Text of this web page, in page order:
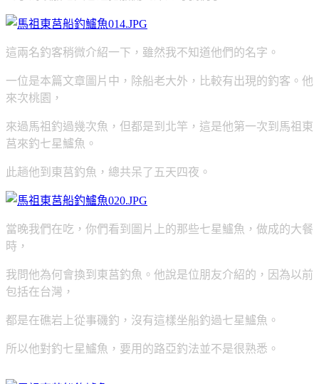
這兩名釣客稍微介紹一下，雖然我不知道他們的名字。
一位是本篇文章圖片中， 除船老大外，比較有出現的釣客。 他
來次桃園，
來過馬祖釣過幾次魚， 但都是到北竿， 這是他第一次到馬祖東
莒來釣七星鱸魚。
此趟他到東莒釣魚，總共呆了五天四夜。
當晚我們在吃，你們看到圖片上的那些七星鱸魚，做成的大餐
時，
我問他為何會換到東莒釣魚。他說是位朋友介紹的，因為以前
包括在台灣，
都是在礁岩上從事磯釣，沒有這樣坐船釣過七星鱸魚。
所以他對釣七星鱸魚，要用的路亞釣法並不是很熟悉。